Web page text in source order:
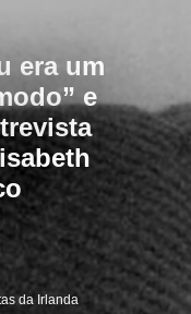
era um
e
da Irlanda